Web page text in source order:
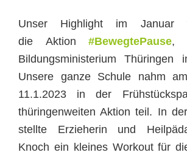
Unser Highlight im Januar
die Aktion #BewegtePause,
Bildungsministerium Thüringen
Unsere ganze Schule nahm
11.1.2023 in der
thüringenweiten Aktion teil. In
stellte Erzieherin und
Knoch ein kleines Workout für